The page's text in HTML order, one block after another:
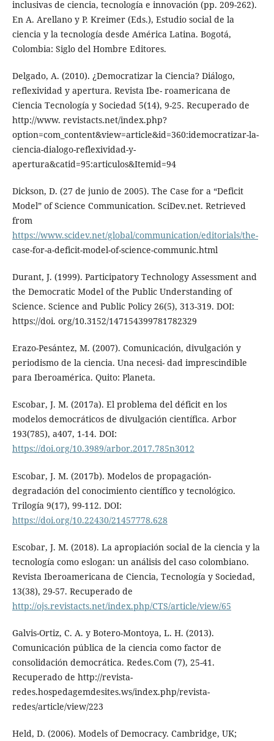
inclusivas de ciencia, tecnología e innovación (pp. 209-262).
En A. Arellano y P. Kreimer (Eds.), Estudio social de la
ciencia y la tecnología desde América Latina. Bogotá,
Colombia: Siglo del Hombre Editores.
Delgado, A. (2010). ¿Democratizar la Ciencia? Diálogo,
reflexividad y apertura. Revista Ibe- roamericana de
Ciencia Tecnología y Sociedad 5(14), 9-25. Recuperado de
http://www. revistacts.net/index.php?
option=com_content&view=article&id=360:idemocratizar-la-
ciencia-dialogo-reflexividad-y-
apertura&catid=95:articulos&Itemid=94
Dickson, D. (27 de junio de 2005). The Case for a “Deficit
Model” of Science Communication. SciDev.net. Retrieved
from
https://www.scidev.net/global/communication/editorials/the-
case-for-a-deficit-model-of-science-communic.html
Durant, J. (1999). Participatory Technology Assessment and
the Democratic Model of the Public Understanding of
Science. Science and Public Policy 26(5), 313-319. DOI:
https://doi. org/10.3152/147154399781782329
Erazo-Pesántez, M. (2007). Comunicación, divulgación y
periodismo de la ciencia. Una necesi- dad imprescindible
para Iberoamérica. Quito: Planeta.
Escobar, J. M. (2017a). El problema del déficit en los
modelos democráticos de divulgación científica. Arbor
193(785), a407, 1-14. DOI:
https://doi.org/10.3989/arbor.2017.785n3012
Escobar, J. M. (2017b). Modelos de propagación-
degradación del conocimiento científico y tecnológico.
Trilogía 9(17), 99-112. DOI:
https://doi.org/10.22430/21457778.628
Escobar, J. M. (2018). La apropiación social de la ciencia y la
tecnología como eslogan: un análisis del caso colombiano.
Revista Iberoamericana de Ciencia, Tecnología y Sociedad,
13(38), 29-57. Recuperado de
http://ojs.revistacts.net/index.php/CTS/article/view/65
Galvis-Ortiz, C. A. y Botero-Montoya, L. H. (2013).
Comunicación pública de la ciencia como factor de
consolidación democrática. Redes.Com (7), 25-41.
Recuperado de http://revista-
redes.hospedagemdesites.ws/index.php/revista-
redes/article/view/223
Held, D. (2006). Models of Democracy. Cambridge, UK;